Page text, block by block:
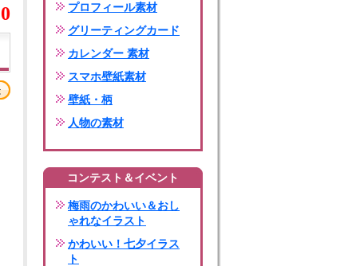
0
プロフィール素材
グリーティングカード
カレンダー 素材
スマホ壁紙素材
壁紙・柄
人物の素材
コンテスト＆イベント
梅雨のかわいい＆おし
ゃれなイラスト
かわいい！七夕イラス
ト